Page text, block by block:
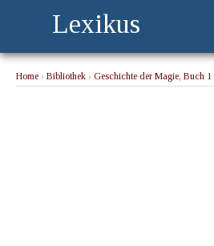
Lexikus
Home › Bibliothek › Geschichte der Magie, Buch 1